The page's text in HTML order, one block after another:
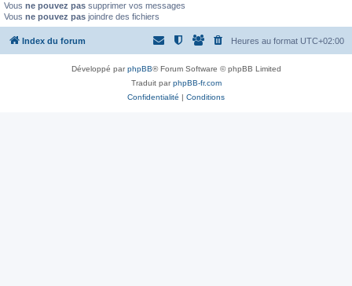
Vous ne pouvez pas supprimer vos messages
Vous ne pouvez pas joindre des fichiers
Index du forum Heures au format UTC+02:00
Développé parphpBB® Forum Software © phpBB Limited
Traduit parphpBB-fr.com
Confidentialité | Conditions